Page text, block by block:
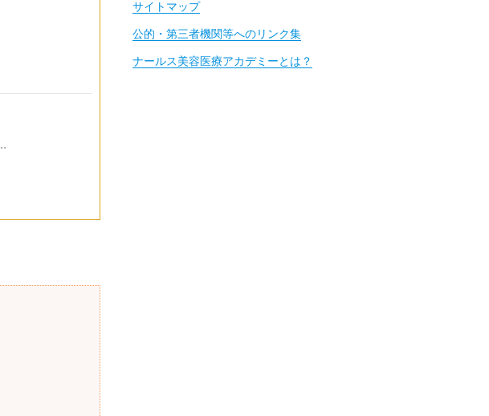
サイトマップ
公的・第三者機関等へのリンク集
ナールス美容医療アカデミーとは？